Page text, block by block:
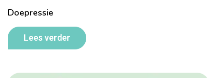
Doepressie
Lees verder